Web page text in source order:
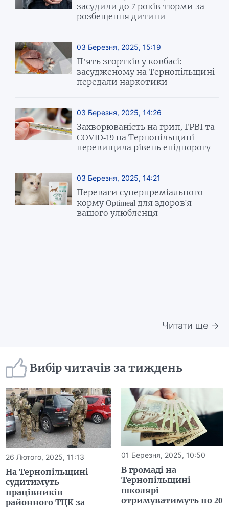
засудили до 7 років тюрми за
розбещення дитини
03 Березня, 2025, 15:19
П’ять згортків у ковбасі:
засудженому на Тернопільщині
передали наркотики
03 Березня, 2025, 14:26
Захворюваність на грип, ГРВІ та
COVID-19 на Тернопільщині
перевищила рівень епідпорогу
03 Березня, 2025, 14:21
Переваги суперпреміального
корму Optimeal для здоров'я
вашого улюбленця
Читати ще →
Вибір читачів за тиждень
26 Лютого, 2025, 11:13
На Тернопільщині
судитимуть
працівників
районного ТЦК за
01 Березня, 2025, 10:50
В громаді на
Тернопільщині
школярі
отримуватимуть по 20